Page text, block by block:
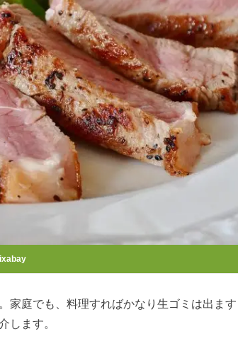
家庭でも、料理すればかなり生ゴミは出ます
します。